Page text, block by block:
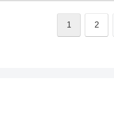
1 2